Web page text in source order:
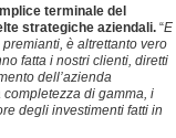
terminale del
strategiche aziendali. “E
è altrettanto vero
fatta i nostri clienti, diretti
dell’azienda
di gamma, i
degli investimenti fatti in